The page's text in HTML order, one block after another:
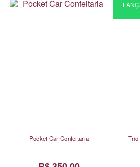
Pocket Car Confeitaria